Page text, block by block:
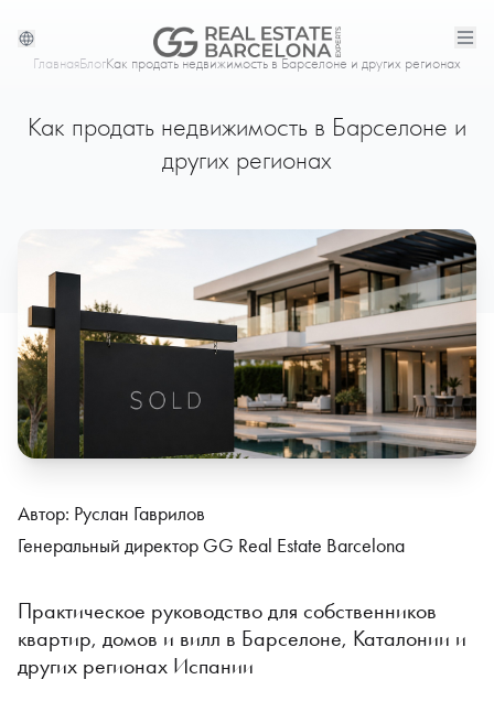
ГлавнаяБлогКак продать недвижимость в Барселоне и других регионах
Как продать недвижимость в Барселоне и
других регионах
Автор: Руслан Гаврилов
Генеральный директор GG Real Estate Barcelona
Практическое руководство для собственников
квартир, домов и вилл в Барселоне, Каталонии и
других регионах Испании